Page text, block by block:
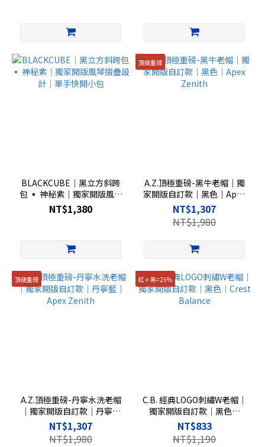
BLACKCUBE｜黑立方斜跨
包 ▪︎ 神秘紫｜獨家開版風琴
摺疊設計｜單手快開小包
NT$1,380
頂級重磅
A.Z.頂極重磅-黑牛老帽｜獨
家開版自訂款｜黑色｜Apex
Zenith
NT$1,307
NT$1,980
頂級重磅
A.Z.頂極重磅-丹寧水洗老帽
｜獨家開版自訂款｜丹寧藍
｜Apex Zenith
NT$1,307
NT$1,980
紅＋黑=25%
C.B. 經典LOGO刺繡W老帽｜
獨家開版自訂款｜黑色｜
Crest Balance
NT$833
NT$1,190